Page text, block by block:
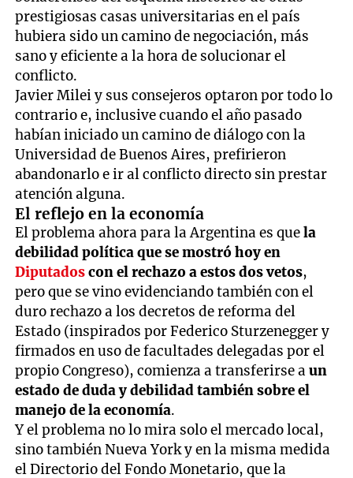
prestigiosas casas universitarias en el país
hubiera sido un camino de negociación, más
sano y eficiente a la hora de solucionar el
conflicto.
Javier Milei y sus consejeros optaron por todo lo
contrario e, inclusive cuando el año pasado
habían iniciado un camino de diálogo con la
Universidad de Buenos Aires, prefirieron
abandonarlo e ir al conflicto directo sin prestar
atención alguna.
El reflejo en la economía
El problema ahora para la Argentina es quela
debilidad política que se mostró hoy en
Diputadoscon el rechazo a estos dos vetos,
pero que se vino evidenciando también con el
duro rechazo a los decretos de reforma del
Estado (inspirados por Federico Sturzenegger y
firmados en uso de facultades delegadas por el
propio Congreso), comienza a transferirse aun
estado de duda y debilidad también sobre el
manejo de la economía.
Y el problema no lo mira solo el mercado local,
sino también Nueva York y en la misma medida
el Directorio del Fondo Monetario, que la